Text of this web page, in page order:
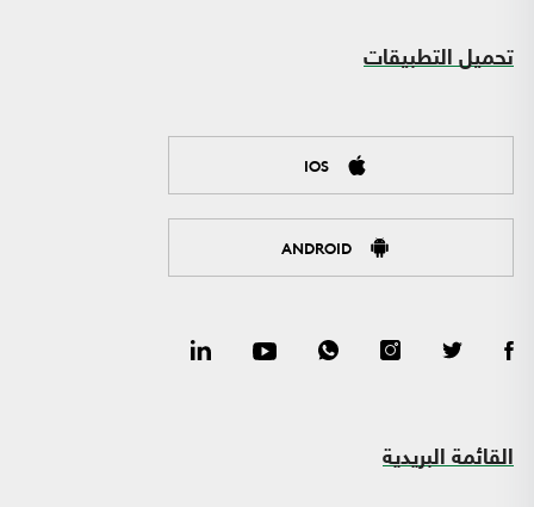
تحميل التطبيقات
IOS
ANDROID
القائمة البريدية